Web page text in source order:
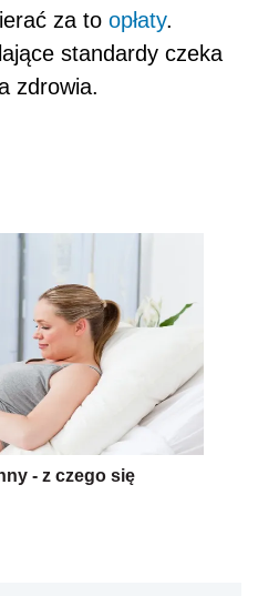
za to opłaty.
standardy czeka
zdrowia.
- z czego się